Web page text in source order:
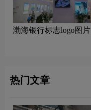
渤海银行标志logo图片
热门文章